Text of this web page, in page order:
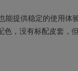
提供稳定的使用体验
色，没有标配皮套，